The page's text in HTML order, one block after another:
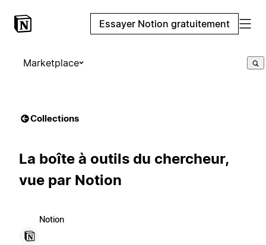
Essayer Notion gratuitement
Marketplace
Collections
La boîte à outils du chercheur,
vue par Notion
Notion